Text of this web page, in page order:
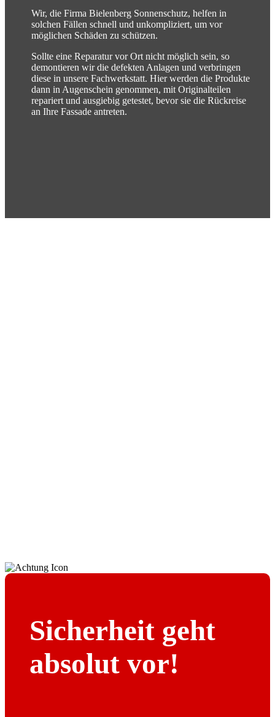
Wir, die Firma Bielenberg Sonnenschutz, helfen in
solchen Fällen schnell und unkompliziert, um vor
möglichen Schäden zu schützen.
Sollte eine Reparatur vor Ort nicht möglich sein, so
demontieren wir die defekten Anlagen und verbringen
diese in unsere Fachwerkstatt. Hier werden die Produkte
dann in Augenschein genommen, mit Originalteilen
repariert und ausgiebig getestet, bevor sie die Rückreise
an Ihre Fassade antreten.
Sicherheit geht
absolut vor!